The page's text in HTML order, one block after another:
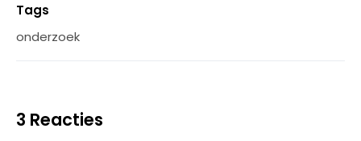
Tags
onderzoek
3 Reacties